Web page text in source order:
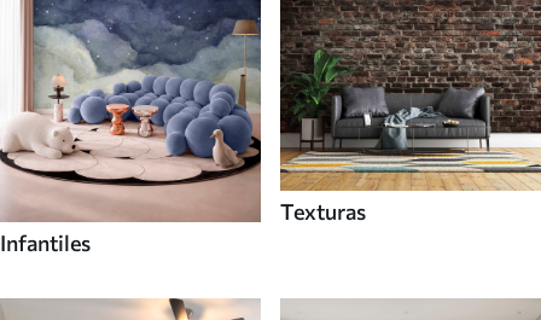
Infantiles
Texturas